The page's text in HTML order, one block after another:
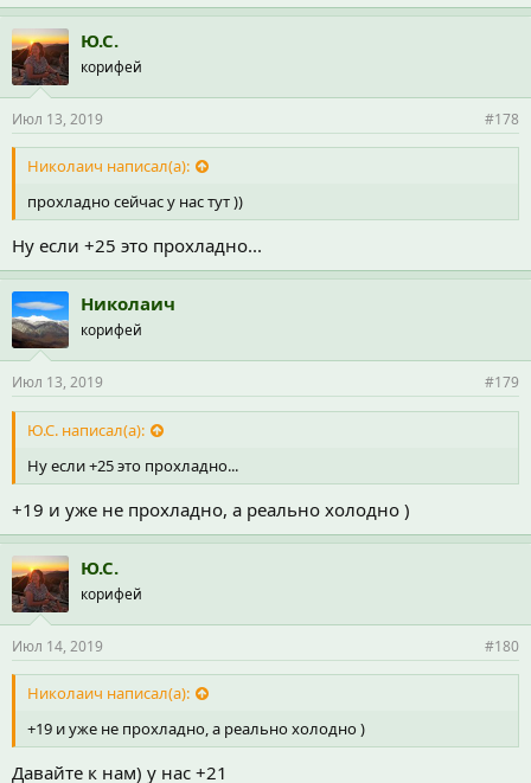
м
п
а
т
и
:
Ю.С.
корифей
Июл 13, 2019 #178
Николаич написал(а):
прохладно сейчас у нас тут ))
Ну если +25 это прохладно...
Николаич
корифей
Июл 13, 2019 #179
Ю.С. написал(а):
Ну если +25 это прохладно...
+19 и уже не прохладно, а реально холодно )
Ю.С.
корифей
Июл 14, 2019 #180
Николаич написал(а):
+19 и уже не прохладно, а реально холодно )
Давайте к нам) у нас +21